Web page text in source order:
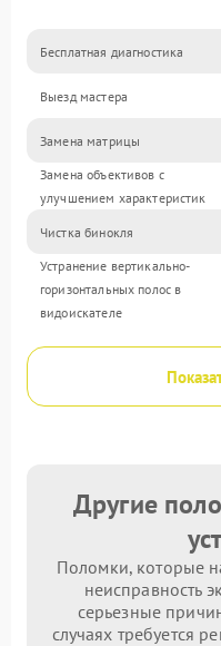
Бесплатная диагностика
Выезд мастера
Замена матрицы
Замена объективов с
улучшением характеристик
Чистка бинокля
Устранение вертикально-
горизонтальных полос в
видоискателе
Другие
Поломки, которые
неисправность
серьезные
случаях требуется